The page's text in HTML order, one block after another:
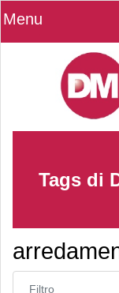
Menu
Tags di
Inserisci parte